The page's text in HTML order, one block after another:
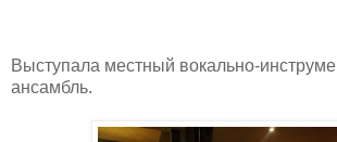
Выступала местный вокально-
ансамбль.